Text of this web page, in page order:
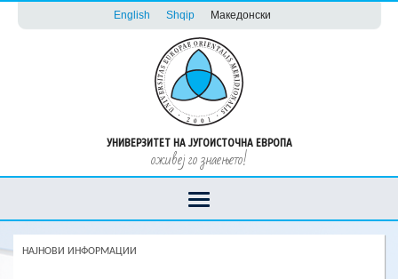
English Shqip Македонски
УНИВЕРЗИТЕТ НА ЈУГОИСТОЧНА ЕВРОПА
оживеј го знаењето!
НАЈНОВИ ИНФОРМАЦИИ